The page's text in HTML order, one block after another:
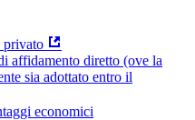
privato
affidamento diretto (ove la
sia adottato entro il
economici